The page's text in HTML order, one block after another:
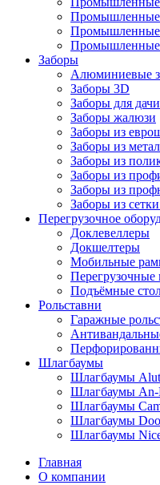
Промышленные
Промышленные
Промышленные
Заборы
Алюминиевые
Заборы 3D
Заборы для дачи
Заборы жалюзи
Заборы из
Заборы из
Заборы из
Заборы из
Заборы из
Заборы из
Перегрузочное
Доклевеллеры
Докшелтеры
Мобильные
Перегрузочные
Подъёмные
Рольставни
Гаражные
Шлагбаумы
Шлагбаумы
Шлагбаумы An-
Шлагбаумы
Шлагбаумы
Шлагбаумы
Главная
О компании